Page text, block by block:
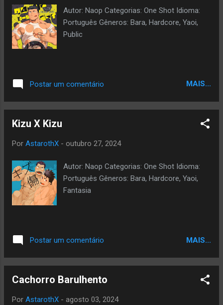
Autor: Naop Categorias: One Shot Idioma:
Português Gêneros: Bara, Hardcore, Yaoi,
Public
Postar um comentário MAIS...
Kizu X Kizu
Por AstarothX - outubro 27, 2024
Autor: Naop Categorias: One Shot Idioma:
Português Gêneros: Bara, Hardcore, Yaoi,
Fantasia
Postar um comentário MAIS...
Cachorro Barulhento
Por AstarothX - agosto 03, 2024